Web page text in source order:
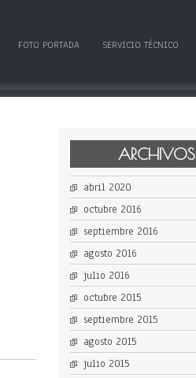
FOTO PORTADA SERVICIO TÉCNICO
ARCHIVOS
abril 2020
octubre 2016
septiembre 2016
agosto 2016
julio 2016
octubre 2015
septiembre 2015
agosto 2015
julio 2015